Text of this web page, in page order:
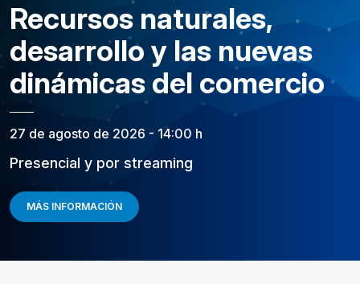
Recursos naturales,
desarrollo y las nuevas
dinámicas del comercio
27 de agosto de 2026 - 14:00 h
Presencial y por streaming
MÁS INFORMACIÓN